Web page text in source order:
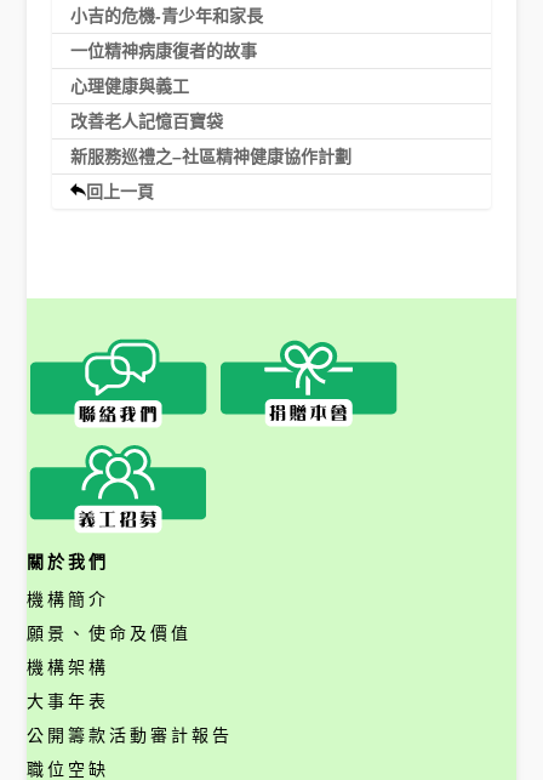
小吉的危機-青少年和家長
一位精神病康復者的故事
心理健康與義工
改善老人記憶百寶袋
新服務巡禮之–社區精神健康協作計劃
回上一頁
關於我們
機構簡介
願景、使命及價值
機構架構
大事年表
公開籌款活動審計報告
職位空缺